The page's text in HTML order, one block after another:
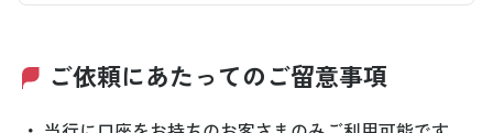
ご依頼にあたってのご留意事項